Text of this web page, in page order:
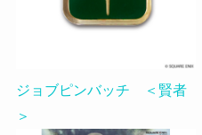
ジョブピンバッチ ＜賢者
＞